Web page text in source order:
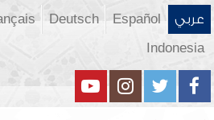
عربي Español
Deutsch
Indonesia